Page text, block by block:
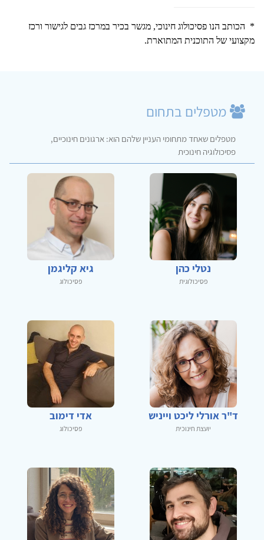
* הכותב הנו פסיכולוג חינוכי, מגשר בכיר במרכז גבים לגישור ורכז
מקצועי של התוכנית המתוארת.
מטפלים בתחום
מטפלים שאחד מתחומי העניין שלהם הוא: ארגונים חינוכיים,
פסיכולוגיה חינוכית
נטלי כהן
פסיכולוגית
גיא קליגמן
פסיכולוג
ד"ר אורלי ליכט וייניש
יועצת חינוכית
אדי דימוב
פסיכולוג